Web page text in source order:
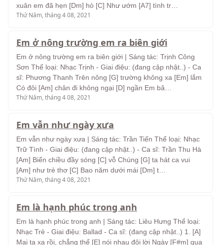
xuân em đã hẹn [Dm] hò [C] Như ướm [A7] tình tr…
Thứ Năm, tháng 4 08, 2021
Em ở nông trường em ra biên giới
Em ở nông trường em ra biên giới | Sáng tác: Trịnh Công
Sơn Thể loại: Nhạc Trịnh - Giai điệu: (đang cập nhật..) - Ca
sĩ: Phương Thanh Trên nông [G] trường không xa [Em] lắm
Có đôi [Am] chân đi không ngại [D] ngần Em bâ…
Thứ Năm, tháng 4 08, 2021
Em vẫn như ngày xưa
Em vẫn như ngày xưa | Sáng tác: Trần Tiến Thể loại: Nhạc
Trữ Tình - Giai điệu: (đang cập nhật..) - Ca sĩ: Trần Thu Hà
[Am] Biển chiều đầy sóng [C] vỗ Chúng [G] ta hát ca vui
[Am] như trẻ thơ [C] Bao năm dưới mái [Dm] t…
Thứ Năm, tháng 4 08, 2021
Em là hạnh phúc trong anh
Em là hạnh phúc trong anh | Sáng tác: Liêu Hưng Thể loại:
Nhạc Trẻ - Giai điệu: Ballad - Ca sĩ: (đang cập nhật..) 1. [A]
Mai ta xa rồi, chẳng thể [E] nói nhau đôi lời Ngày [F#m] qua